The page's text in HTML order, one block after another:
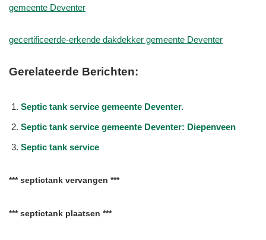
gemeente Deventer
gecertificeerde-erkende dakdekker gemeente Deventer
Gerelateerde Berichten:
Septic tank service gemeente Deventer.
Septic tank service gemeente Deventer: Diepenveen
Septic tank service
*** septictank vervangen ***
*** septictank plaatsen ***